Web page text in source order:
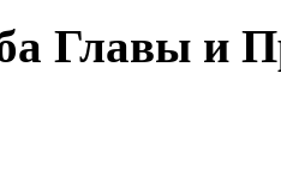
Главы и